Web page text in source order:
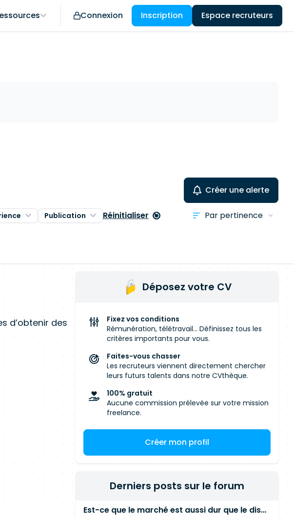
Connexion Inscription Espace recruteurs
Créer une alerte
Publication Réinitialiser
d’obtenir des
Déposez votre CV
Fixez vos conditions
Rémunération, télétravail... Définissez tous les
critères importants pour vous.
Faites-vous chasser
Les recruteurs viennent directement chercher
leurs futurs talents dans notre CVthèque.
100% gratuit
Aucune commission prélevée sur votre mission
freelance.
Créer mon profil
Derniers posts sur le forum
Est-ce que le marché est aussi dur que le disent les commerciaux ?